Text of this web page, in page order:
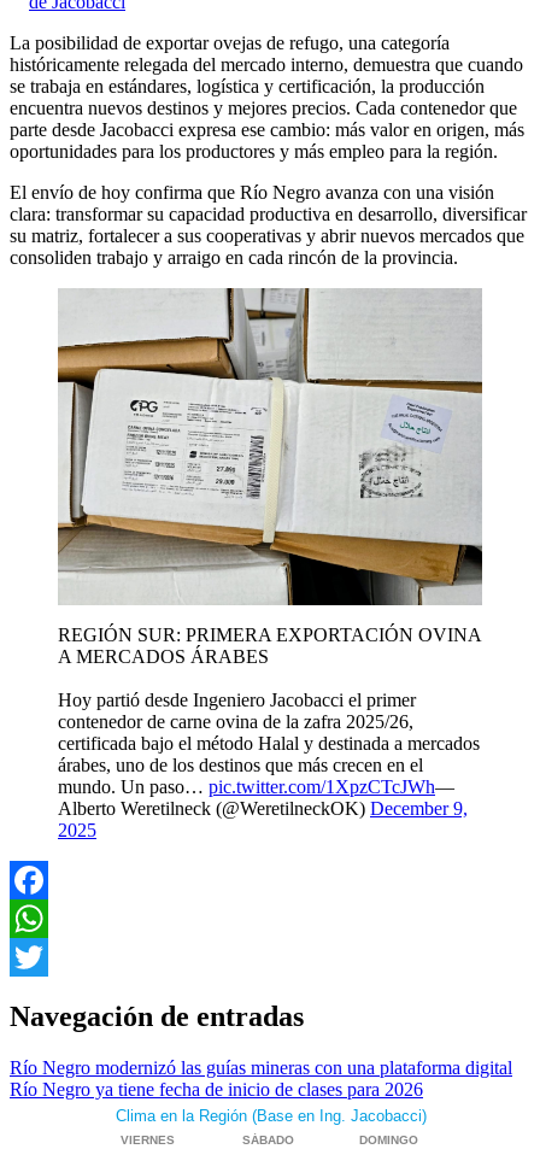
La posibilidad de exportar ovejas de refugo, una categoría
históricamente relegada del mercado interno, demuestra que cuando
se trabaja en estándares, logística y certificación, la producción
encuentra nuevos destinos y mejores precios. Cada contenedor que
parte desde Jacobacci expresa ese cambio: más valor en origen, más
oportunidades para los productores y más empleo para la región.
El envío de hoy confirma que Río Negro avanza con una visión
clara: transformar su capacidad productiva en desarrollo, diversificar
su matriz, fortalecer a sus cooperativas y abrir nuevos mercados que
consoliden trabajo y arraigo en cada rincón de la provincia.
REGIÓN SUR: PRIMERA EXPORTACIÓN OVINA
A MERCADOS ÁRABES
Hoy partió desde Ingeniero Jacobacci el primer
contenedor de carne ovina de la zafra 2025/26,
certificada bajo el método Halal y destinada a mercados
árabes, uno de los destinos que más crecen en el
mundo. Un paso… pic.twitter.com/1XpzCTcJWh—
Alberto Weretilneck (@WeretilneckOK) December 9,
2025
Facebook
WhatsApp
Navegación de entradas
Río Negro modernizó las guías mineras con una plataforma digital
Río Negro ya tiene fecha de inicio de clases para 2026